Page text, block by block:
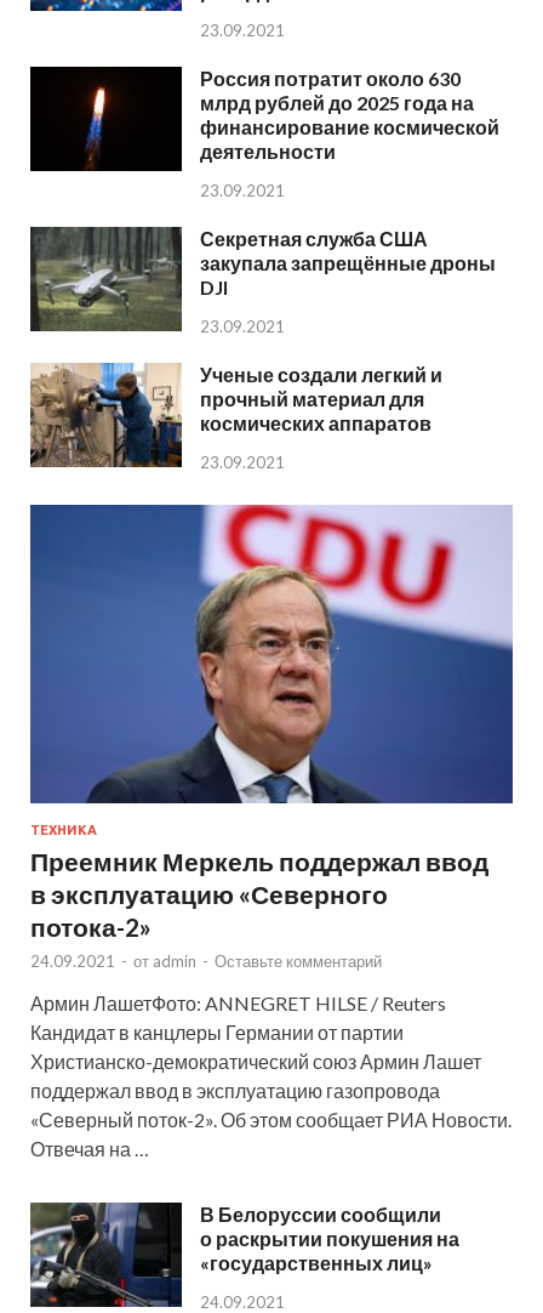
23.09.2021
Россия потратит около 630
млрд рублей до 2025 года на
финансирование космической
деятельности
23.09.2021
Секретная служба США
закупала запрещённые дроны
DJI
23.09.2021
Ученые создали легкий и
прочный материал для
космических аппаратов
23.09.2021
ТЕХНИКА
Преемник Меркель поддержал ввод
в эксплуатацию «Северного
потока-2»
24.09.2021 - от admin - Оставьте комментарий
Армин ЛашетФото: ANNEGRET HILSE / Reuters
Кандидат в канцлеры Германии от партии
Христианско-демократический союз Армин Лашет
поддержал ввод в эксплуатацию газопровода
«Северный поток-2». Об этом сообщает РИА Новости.
Отвечая на …
В Белоруссии сообщили
о раскрытии покушения на
«государственных лиц»
24.09.2021